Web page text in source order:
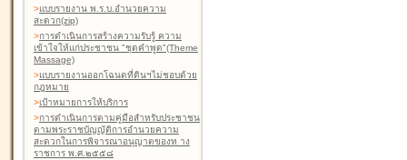
>แบบรายงาน พ.ร.บ.อำนวยความ
สะดวก(zip)
>การดำเนินการสร้างความรับรู้ ความ
เข้าใจให้แก่ประชาชน "ชุดคำพูด"(Theme
Massage)
>แบบรายงานออกโฉนดที่ดินฯไม่ชอบด้วย
กฎหมาย
>เป้าหมายการให้บริการ
>การดำเนินการตามคู่มือสำหรับประชาชน
ตามพระราชบัญญัติการอำนวยความ
สะดวกในการพิจารณาอนุญาตของท าง
ราชการ พ.ศ.๒๕๕๘